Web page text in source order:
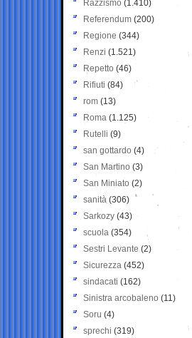
Razzismo (1.410)
Referendum (200)
Regione (344)
Renzi (1.521)
Repetto (46)
Rifiuti (84)
rom (13)
Roma (1.125)
Rutelli (9)
san gottardo (4)
San Martino (3)
San Miniato (2)
sanità (306)
Sarkozy (43)
scuola (354)
Sestri Levante (2)
Sicurezza (452)
sindacati (162)
Sinistra arcobaleno (11)
Soru (4)
sprechi (319)